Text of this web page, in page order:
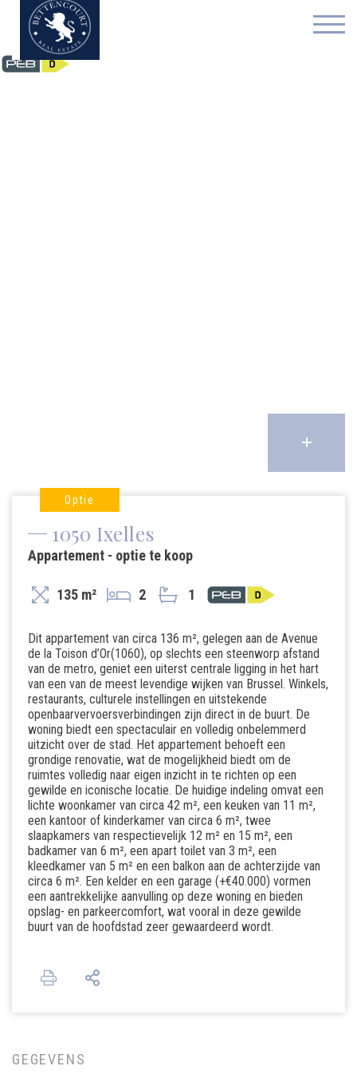
Optie
1050 Ixelles
Appartement - optie te koop
135 m² 2 1
Dit appartement van circa 136 m², gelegen aan de Avenue
de la Toison d’Or(1060), op slechts een steenworp afstand
van de metro, geniet een uiterst centrale ligging in het hart
van een van de meest levendige wijken van Brussel. Winkels,
restaurants, culturele instellingen en uitstekende
openbaarvervoersverbindingen zijn direct in de buurt. De
woning biedt een spectaculair en volledig onbelemmerd
uitzicht over de stad. Het appartement behoeft een
grondige renovatie, wat de mogelijkheid biedt om de
ruimtes volledig naar eigen inzicht in te richten op een
gewilde en iconische locatie. De huidige indeling omvat een
lichte woonkamer van circa 42 m², een keuken van 11 m²,
een kantoor of kinderkamer van circa 6 m², twee
slaapkamers van respectievelijk 12 m² en 15 m², een
badkamer van 6 m², een apart toilet van 3 m², een
kleedkamer van 5 m² en een balkon aan de achterzijde van
circa 6 m². Een kelder en een garage (+€40.000) vormen
een aantrekkelijke aanvulling op deze woning en bieden
opslag- en parkeercomfort, wat vooral in deze gewilde
buurt van de hoofdstad zeer gewaardeerd wordt.
GEGEVENS